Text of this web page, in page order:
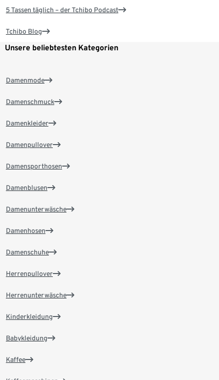
5 Tassen täglich – der Tchibo Podcast
Tchibo Blog
Unsere beliebtesten Kategorien
Damenmode
Damenschmuck
Damenkleider
Damenpullover
Damensporthosen
Damenblusen
Damenunterwäsche
Damenhosen
Damenschuhe
Herrenpullover
Herrenunterwäsche
Kinderkleidung
Babykleidung
Kaffee